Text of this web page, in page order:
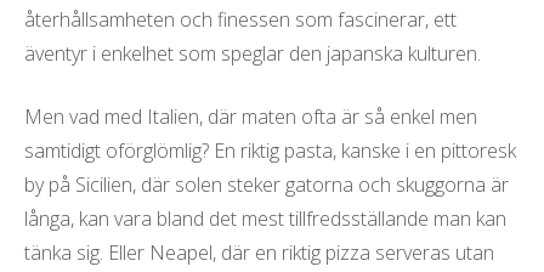
återhållsamheten och finessen som fascinerar, ett
äventyr i enkelhet som speglar den japanska kulturen.
Men vad med Italien, där maten ofta är så enkel men
samtidigt oförglömlig? En riktig pasta, kanske i en pittoresk
by på Sicilien, där solen steker gatorna och skuggorna är
långa, kan vara bland det mest tillfredsställande man kan
tänka sig. Eller Neapel, där en riktig pizza serveras utan